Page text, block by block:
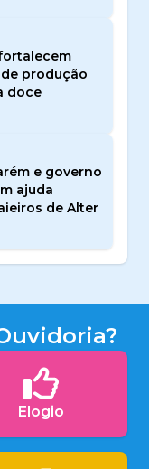
produção
doce
e governo
ajuda
de Alter
Elogio